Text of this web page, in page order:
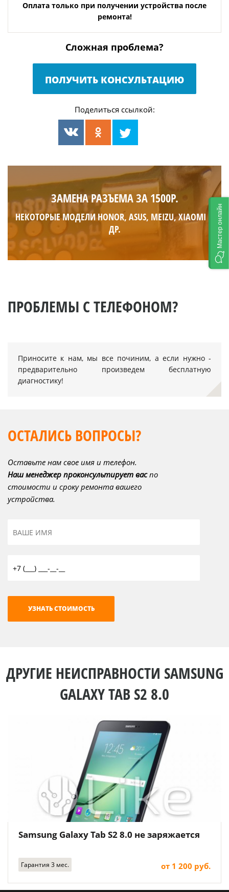
Оплата только при получении устройства после
ремонта!
Сложная проблема?
ПОЛУЧИТЬ КОНСУЛЬТАЦИЮ
Поделиться ссылкой:
ЗАМЕНА РАЗЪЕМА ЗА 1500Р.
НЕКОТОРЫЕ МОДЕЛИ HONOR, ASUS, MEIZU, XIAOMI И
ДР.
ПРОБЛЕМЫ С ТЕЛЕФОНОМ?
Приносите к нам, мы все починим, а если нужно -
предварительно произведем бесплатную
диагностику!
ОСТАЛИСЬ ВОПРОСЫ?
Оставьте нам свое имя и телефон.
Наш менеджер проконсультирует васпо
стоимости и сроку ремонта вашего
устройства.
ДРУГИЕ НЕИСПРАВНОСТИ SAMSUNG
GALAXY TAB S2 8.0
Samsung Galaxy Tab S2 8.0 не заряжается
Гарантия 3 мес. от 1 200 руб.
Мастер онлайн